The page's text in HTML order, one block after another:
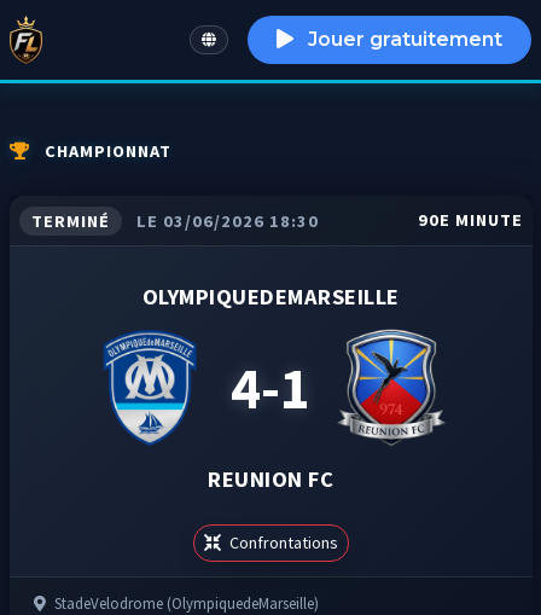
English Jouer gratuitement
CHAMPIONNAT
TERMINÉ LE 03/06/2026 18:30 90E MINUTE
OLYMPIQUEDEMARSEILLE
4-1
REUNION FC
Confrontations
StadeVelodrome (OlympiquedeMarseille)